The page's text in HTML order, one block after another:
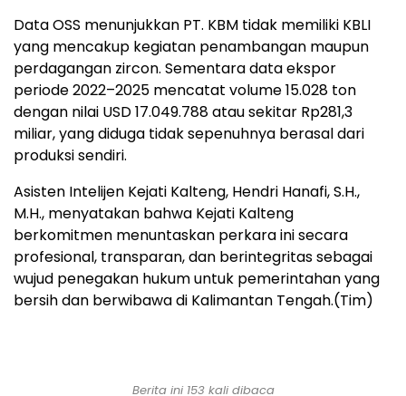
Data OSS menunjukkan PT. KBM tidak memiliki KBLI
yang mencakup kegiatan penambangan maupun
perdagangan zircon. Sementara data ekspor
periode 2022–2025 mencatat volume 15.028 ton
dengan nilai USD 17.049.788 atau sekitar Rp281,3
miliar, yang diduga tidak sepenuhnya berasal dari
produksi sendiri.
Asisten Intelijen Kejati Kalteng, Hendri Hanafi, S.H.,
M.H., menyatakan bahwa Kejati Kalteng
berkomitmen menuntaskan perkara ini secara
profesional, transparan, dan berintegritas sebagai
wujud penegakan hukum untuk pemerintahan yang
bersih dan berwibawa di Kalimantan Tengah.(Tim)
Berita ini 153 kali dibaca